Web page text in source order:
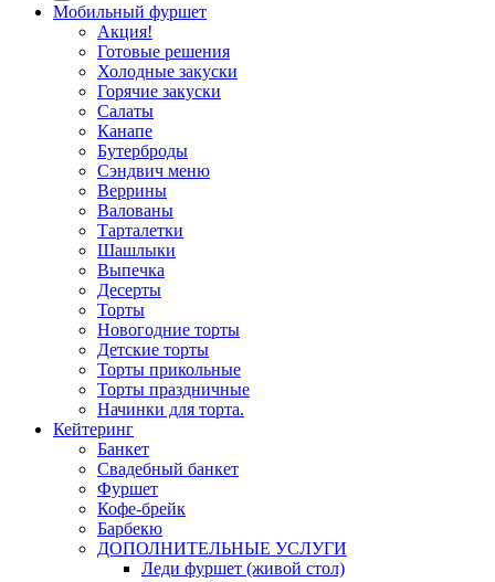
Мобильный фуршет
Акция!
Готовые решения
Холодные закуски
Горячие закуски
Салаты
Канапе
Бутерброды
Сэндвич меню
Веррины
Валованы
Тарталетки
Шашлыки
Выпечка
Десерты
Торты
Новогодние торты
Детские торты
Торты прикольные
Торты праздничные
Начинки для торта.
Кейтеринг
Банкет
Свадебный банкет
Фуршет
Кофе-брейк
Барбекю
ДОПОЛНИТЕЛЬНЫЕ УСЛУГИ
Леди фуршет (живой стол)